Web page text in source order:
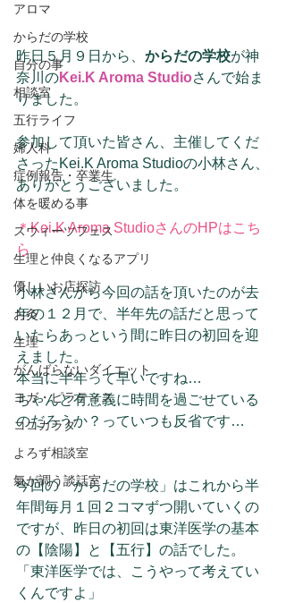
アロマ
からだの学校
自分の事
相談室
五行ライフ
婦人科
症例報告・卒業生
体を暖める事
スウィーツフェス
生理と仲良くなるアプリ
優しいお店探訪
お灸
生理
がんばらないダイエット
ヨガ・ピラティス
ココカラダ
よろず相談室
氣が調う談話室
昨日５月９日から、 からだの学校が神
奈川のKei.K Aroma Studioさんで始ま
りました。
参加して頂いた皆さん、主催してくだ
さったKei.K Aroma Studioの小林さん、
ありがとうございました。
＊Kei.K Aroma StudioさんのHPはこち
ら
小林さんから今回の話を頂いたのが去
年の１２月で、半年先の話だと思って
いたらあっという間に昨日の初回を迎
えました。
本当に半年って早いですね…
ちゃんと有意義に時間を過ごせている
のだろうか？っていつも反省です…
今回の「からだの学校」はこれから半
年間毎月１回２コマずつ開いていくの
ですが、昨日の初回は東洋医学の基本
の【陰陽】と【五行】の話でした。
「東洋医学では、こうやって考えてい
くんですよ」